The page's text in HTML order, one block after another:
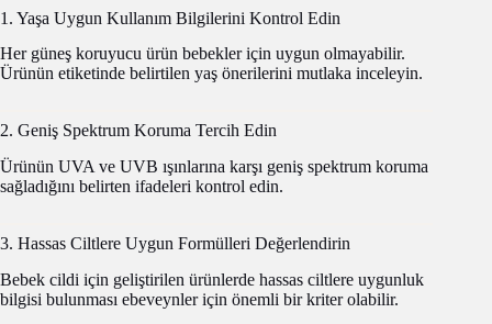
1. Yaşa Uygun Kullanım Bilgilerini Kontrol Edin
Her güneş koruyucu ürün bebekler için uygun olmayabilir.
Ürünün etiketinde belirtilen yaş önerilerini mutlaka inceleyin.
2. Geniş Spektrum Koruma Tercih Edin
Ürünün UVA ve UVB ışınlarına karşı geniş spektrum koruma
sağladığını belirten ifadeleri kontrol edin.
3. Hassas Ciltlere Uygun Formülleri Değerlendirin
Bebek cildi için geliştirilen ürünlerde hassas ciltlere uygunluk
bilgisi bulunması ebeveynler için önemli bir kriter olabilir.